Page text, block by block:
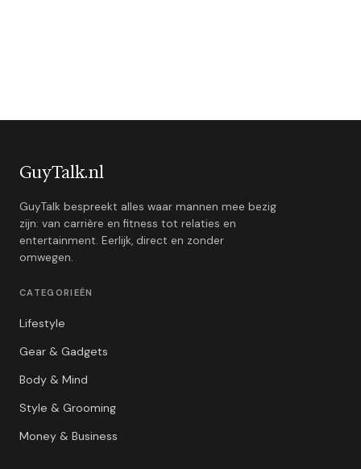
GuyTalk.nl
GuyTalk bespreekt alles waar mannen mee bezig
zijn: van carrière en fitness tot relaties en
entertainment. Eerlijk, direct en zonder
omwegen.
CATEGORIEËN
Lifestyle
Gear & Gadgets
Body & Mind
Style & Grooming
Money & Business